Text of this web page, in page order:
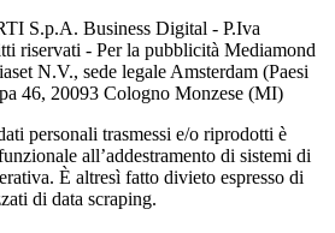
S.p.A. Business Digital - P.Iva
riservati - Per la pubblicità Mediamond
N.V., sede legale Amsterdam (Paesi
46, 20093 Cologno Monzese (MI)
personali trasmessi e/o riprodotti è
all’addestramento di sistemi di
È altresì fatto divieto espresso di
di data scraping.